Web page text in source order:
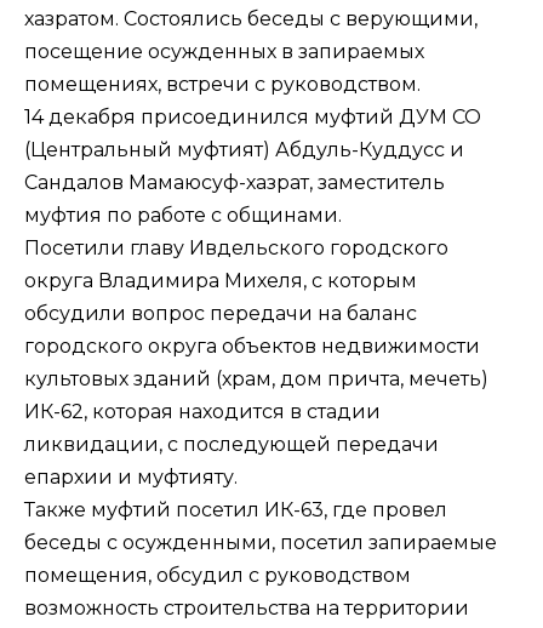
хазратом. Состоялись беседы с верующими,
посещение осужденных в запираемых
помещениях, встречи с руководством.
14 декабря присоединился муфтий ДУМ СО
(Центральный муфтият) Абдуль-Куддусс и
Сандалов Мамаюсуф-хазрат, заместитель
муфтия по работе с общинами.
Посетили главу Ивдельского городского
округа Владимира Михеля, с которым
обсудили вопрос передачи на баланс
городского округа объектов недвижимости
культовых зданий (храм, дом причта, мечеть)
ИК-62, которая находится в стадии
ликвидации, с последующей передачи
епархии и муфтияту.
Также муфтий посетил ИК-63, где провел
беседы с осужденными, посетил запираемые
помещения, обсудил с руководством
возможность строительства на территории